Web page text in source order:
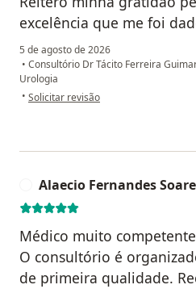
excelência que me foi
5 de agosto de 2026
• Consultório Dr Tácito Ferreira
Urologia
• na opinião do utilizador José Mauro LC.
Solicitar revisão
Alaecio Fernandes
Médico muito
O consultório é
de primeira qualidade.